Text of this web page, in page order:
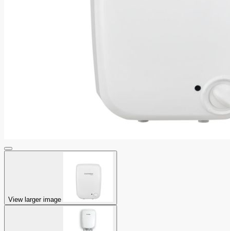
View larger image